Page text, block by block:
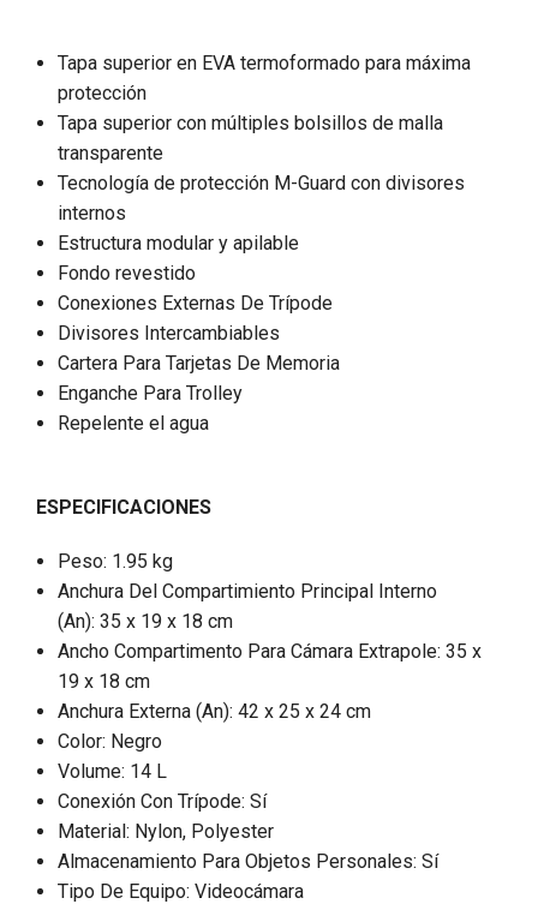
Tapa superior en EVA termoformado para máxima
protección
Tapa superior con múltiples bolsillos de malla
transparente
Tecnología de protección M-Guard con divisores
internos
Estructura modular y apilable
Fondo revestido
Conexiones Externas De Trípode
Divisores Intercambiables
Cartera Para Tarjetas De Memoria
Enganche Para Trolley
Repelente el agua
ESPECIFICACIONES
Peso: 1.95 kg
Anchura Del Compartimiento Principal Interno
(An): 35 x 19 x 18 cm
Ancho Compartimento Para Cámara Extrapole: 35 x
19 x 18 cm
Anchura Externa (An): 42 x 25 x 24 cm
Color: Negro
Volume: 14 L
Conexión Con Trípode: Sí
Material: Nylon, Polyester
Almacenamiento Para Objetos Personales: Sí
Tipo De Equipo: Videocámara